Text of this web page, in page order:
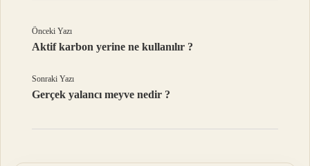
Önceki Yazı
Aktif karbon yerine ne kullanılır ?
Sonraki Yazı
Gerçek yalancı meyve nedir ?